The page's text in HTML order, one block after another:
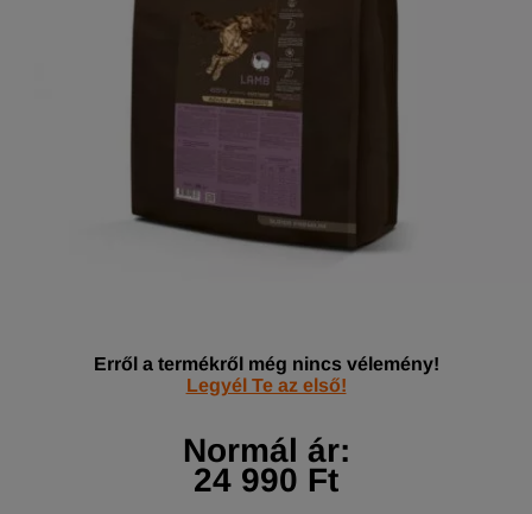
Erről a termékről még nincs vélemény!
Legyél Te az első!
Normál ár:
24 990 Ft